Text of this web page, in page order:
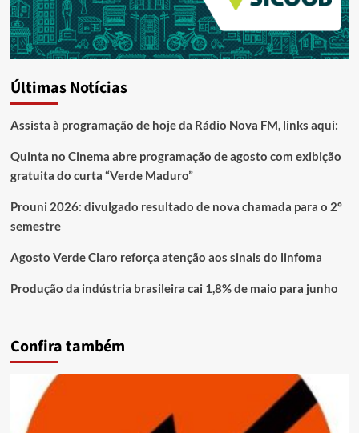
Últimas Notícias
Assista à programação de hoje da Rádio Nova FM, links aqui:
Quinta no Cinema abre programação de agosto com exibição
gratuita do curta “Verde Maduro”
Prouni 2026: divulgado resultado de nova chamada para o 2º
semestre
Agosto Verde Claro reforça atenção aos sinais do linfoma
Produção da indústria brasileira cai 1,8% de maio para junho
Confira também